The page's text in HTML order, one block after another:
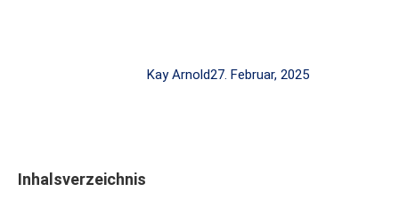
Kay Arnold27. Februar, 2025
Inhalsverzeichnis